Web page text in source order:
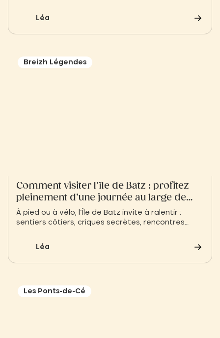
symétriques offrent une parenthèse de beauté
Léa
Breizh Légendes
Comment visiter l’île de Batz : profitez
pleinement d’une journée au large de
Roscoff
À pied ou à vélo, l’Île de Batz invite à ralentir :
sentiers côtiers, criques secrètes, rencontres
du temps.
Léa
Les Ponts-de-Cé